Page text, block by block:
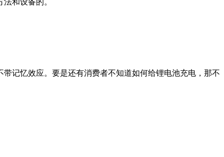
和设备的。
记忆效应。要是还有消费者不知道如何给锂电池充电，那不